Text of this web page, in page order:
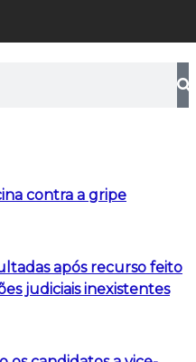
contra a gripe
após recurso feito
judiciais inexistentes